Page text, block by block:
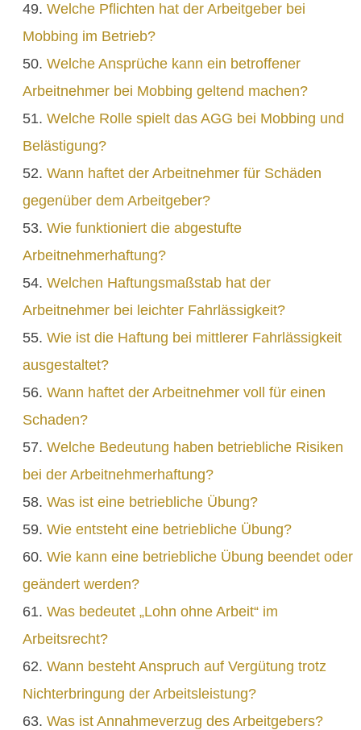
Welche Pflichten hat der Arbeitgeber bei
Mobbing im Betrieb?
Welche Ansprüche kann ein betroffener
Arbeitnehmer bei Mobbing geltend machen?
Welche Rolle spielt das AGG bei Mobbing und
Belästigung?
Wann haftet der Arbeitnehmer für Schäden
gegenüber dem Arbeitgeber?
Wie funktioniert die abgestufte
Arbeitnehmerhaftung?
Welchen Haftungsmaßstab hat der
Arbeitnehmer bei leichter Fahrlässigkeit?
Wie ist die Haftung bei mittlerer Fahrlässigkeit
ausgestaltet?
Wann haftet der Arbeitnehmer voll für einen
Schaden?
Welche Bedeutung haben betriebliche Risiken
bei der Arbeitnehmerhaftung?
Was ist eine betriebliche Übung?
Wie entsteht eine betriebliche Übung?
Wie kann eine betriebliche Übung beendet oder
geändert werden?
Was bedeutet „Lohn ohne Arbeit“ im
Arbeitsrecht?
Wann besteht Anspruch auf Vergütung trotz
Nichterbringung der Arbeitsleistung?
Was ist Annahmeverzug des Arbeitgebers?